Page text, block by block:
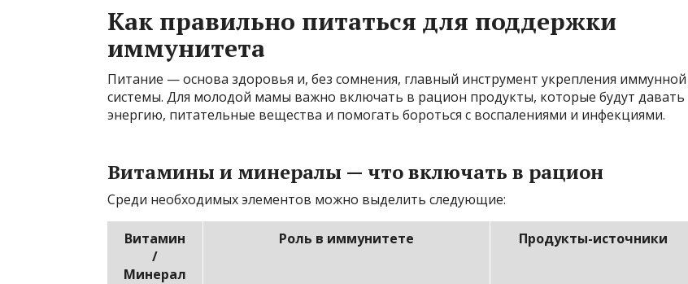
Как правильно питаться для поддержки
иммунитета
Питание — основа здоровья и, без сомнения, главный инструмент укрепления иммунной
системы. Для молодой мамы важно включать в рацион продукты, которые будут давать
энергию, питательные вещества и помогать бороться с воспалениями и инфекциями.
Витамины и минералы — что включать в рацион
Среди необходимых элементов можно выделить следующие:
Витамин
/
Минерал
Роль в иммунитете Продукты-источники